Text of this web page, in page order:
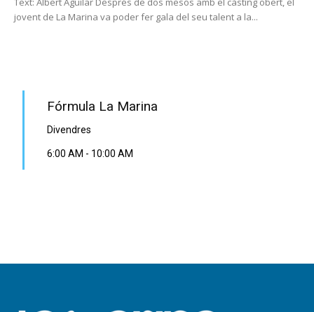
jovent de La Marina va poder fer gala del seu talent a la...
Fórmula La Marina
Divendres
6:00 AM - 10:00 AM